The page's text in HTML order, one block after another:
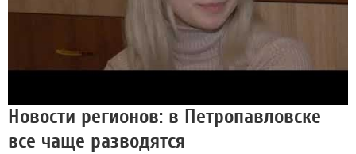
Новости регионов: в Петропавловске
все чаще разводятся